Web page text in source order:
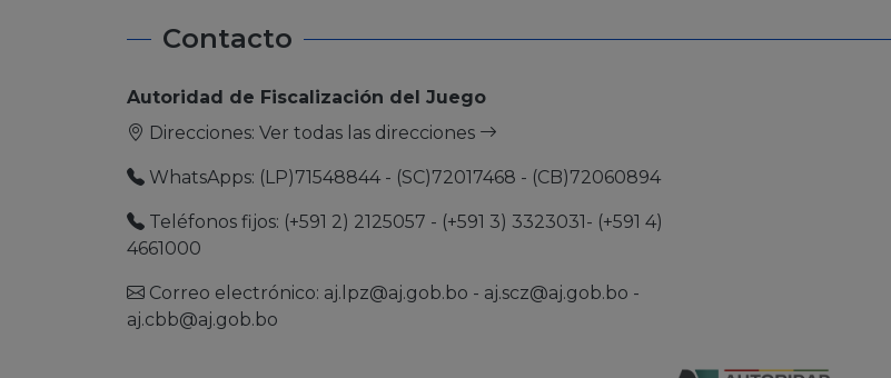
Contacto
Autoridad de Fiscalización del Juego
Direcciones: Ver todas las direcciones
WhatsApps: (LP)71548844 - (SC)72017468 - (CB)72060894
Teléfonos fijos: (+591 2) 2125057 - (+591 3) 3323031- (+591 4)
4661000
Correo electrónico: aj.lpz@aj.gob.bo - aj.scz@aj.gob.bo -
aj.cbb@aj.gob.bo